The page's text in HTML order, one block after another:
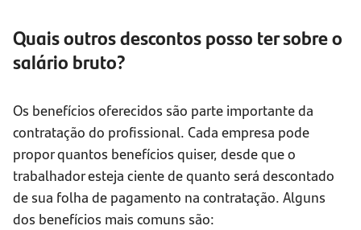
Quais outros descontos posso ter sobre o
salário bruto?
Os benefícios oferecidos são parte importante da
contratação do profissional. Cada empresa pode
propor quantos benefícios quiser, desde que o
trabalhador esteja ciente de quanto será descontado
de sua folha de pagamento na contratação. Alguns
dos benefícios mais comuns são: